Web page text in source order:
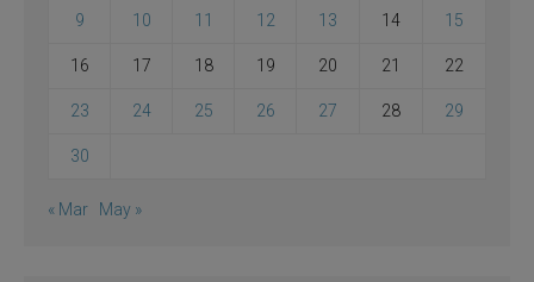
9 10 11 12 13 14 15
16 17 18 19 20 21 22
23 24 25 26 27 28 29
30
« Mar May »